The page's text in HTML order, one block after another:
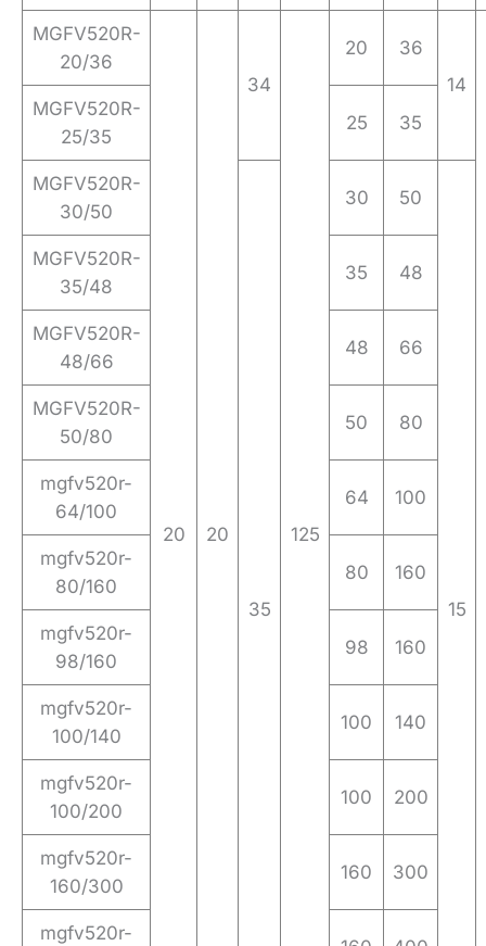
MGFV520R-
20/36
20 20
34
125
20
36
14
MGFV520R-
25/35
25 35
MGFV520R-
30/50
35
30 50
15
MGFV520R-
35/48
35 48
MGFV520R-
48/66
48 66
MGFV520R-
50/80
50 80
mgfv520r-
64/100
64 100
mgfv520r-
80/160
80 160
mgfv520r-
98/160
98 160
mgfv520r-
100/140
100 140
mgfv520r-
100/200
100 200
mgfv520r-
160/300
160 300
mgfv520r-